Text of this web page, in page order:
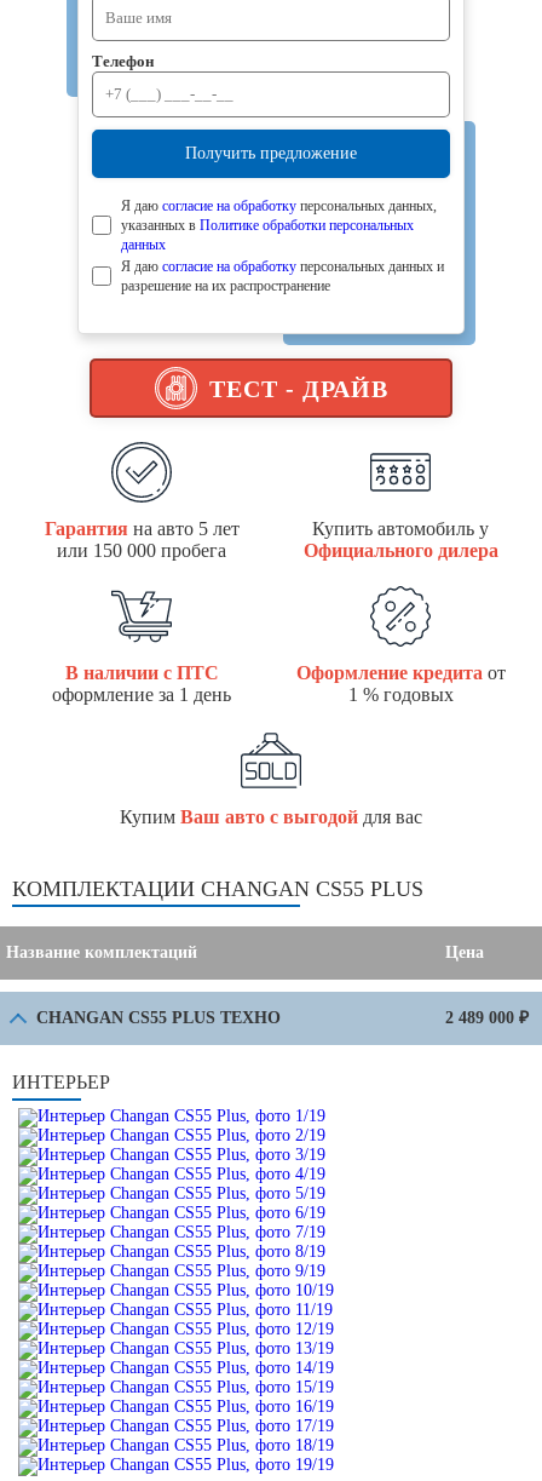
Телефон
Получить предложение
Я даю согласие на обработку персональных данных,
указанных в Политике обработки персональных
данных
Я даю согласие на обработку персональных данных и
разрешение на их распространение
ТЕСТ - ДРАЙВ
Гарантияна авто 5 лет
или 150 000 пробегa
Купить автомобиль у
Официального дилера
В наличии с ПТС
оформление за 1 день
Оформление кредита от
1 % годовых
Купим Ваш авто с выгодой для вас
КОМПЛЕКТАЦИИ CHANGAN CS55 PLUS
Название комплектаций Цена
CHANGAN CS55 PLUS ТЕХНО 2 489 000 ₽
ИНТЕРЬЕР